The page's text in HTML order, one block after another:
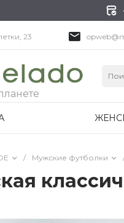
23
/ Мужские футболки